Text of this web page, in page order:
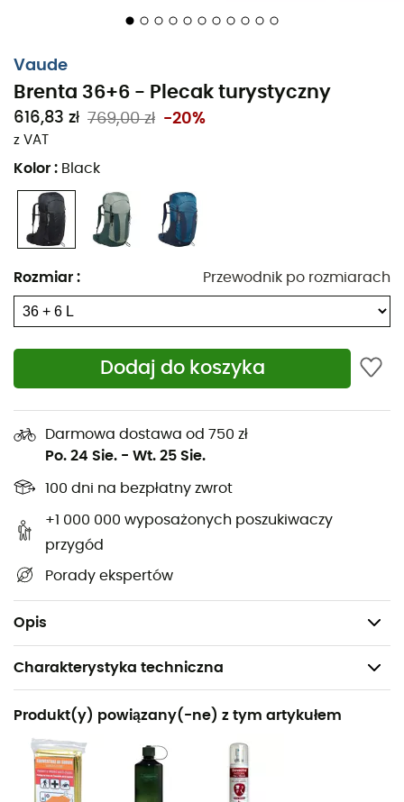
Vaude
Brenta 36+6 - Plecak turystyczny
616,83 zł 769,00 zł -20%
z VAT
Kolor : Black
Rozmiar : Przewodnik po rozmiarach
Dodaj do koszyka
Darmowa dostawa od 750 zł
Po. 24 Sie. - Wt. 25 Sie.
100 dni na bezpłatny zwrot
+1 000 000 wyposażonych poszukiwaczy
przygód
Porady ekspertów
Opis
Główne materiały: 71% poliamid - 29% poliester
ruchów
Wyściełany pas biodrowy z małą kieszonką na
zamek
Kieszeń na zamek w klapie
Dodatkowa kieszeń na zamek w klapie
Kieszenie na telefon
Elastyczna kieszeń z przodu
Boczne kieszenie z elastycznego materiału
dostępne od góry
2 mocowania na kije teleskopowe
Boczne paski kompresyjne
Paski kompresyjne na górze
Pas piersiowy z mocowaniem na wyjście systemu
hydracyjnego
Możliwości mocowania sprzętu
Odłączany pokrowiec przeciwdeszczowy w osobnej
Pokrowiec przeciwdeszczowy: tak
Waga: 1400 g
Charakterystyka techniczna
Polecane dla
Turystyka piesza
Ciężar
1400 g
Produkt(y) powiązany(-ne) z tym artykułem